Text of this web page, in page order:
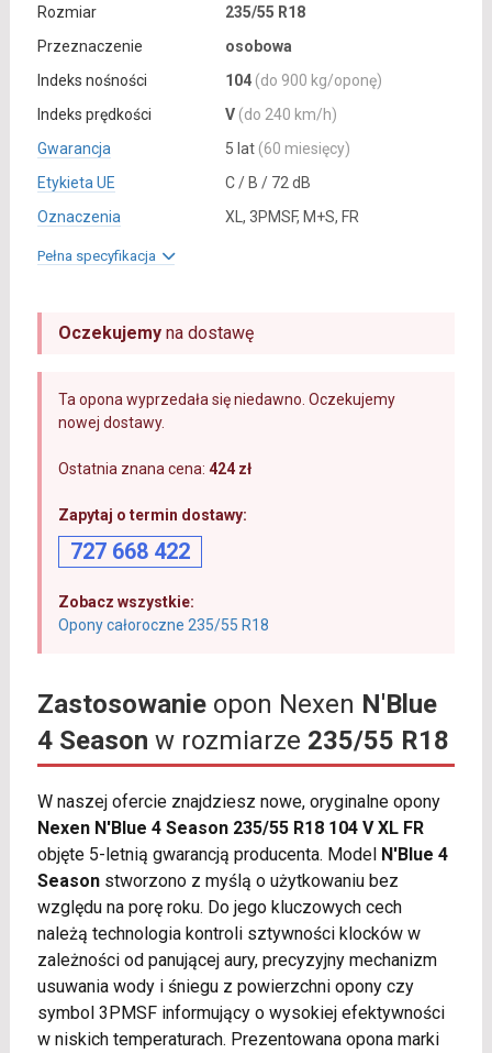
Rozmiar
235/55 R18
Przeznaczenie
osobowa
Indeks nośności
104 (do 900 kg/oponę)
Indeks prędkości
V (do 240 km/h)
Gwarancja
5 lat (60 miesięcy)
Etykieta UE
C / B / 72 dB
Oznaczenia
XL, 3PMSF, M+S, FR
Pełna specyfikacja
Oczekujemyna dostawę
Ta opona wyprzedała się niedawno. Oczekujemy
nowej dostawy.
Ostatnia znana cena: 424 zł
Zapytaj o termin dostawy:
727 668 422
Zobacz wszystkie:
Opony całoroczne 235/55 R18
Zastosowanieopon Nexen N'Blue
4 Season w rozmiarze 235/55 R18
W naszej ofercie znajdziesz nowe, oryginalne opony
Nexen N'Blue 4 Season 235/55 R18 104 V XL FR
objęte 5-letnią gwarancją producenta. Model N'Blue 4
Seasonstworzono z myślą o użytkowaniu bez
względu na porę roku. Do jego kluczowych cech
należą technologia kontroli sztywności klocków w
zależności od panującej aury, precyzyjny mechanizm
usuwania wody i śniegu z powierzchni opony czy
symbol 3PMSF informujący o wysokiej efektywności
w niskich temperaturach. Prezentowana opona marki